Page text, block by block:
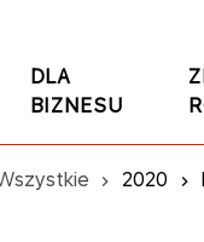
DLA
BIZNESU
2020